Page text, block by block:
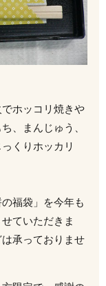
ホッコリ焼きや
、まんじゅう、
くりホッカリ
福袋」を今年も
ていただきま
承っておりませ